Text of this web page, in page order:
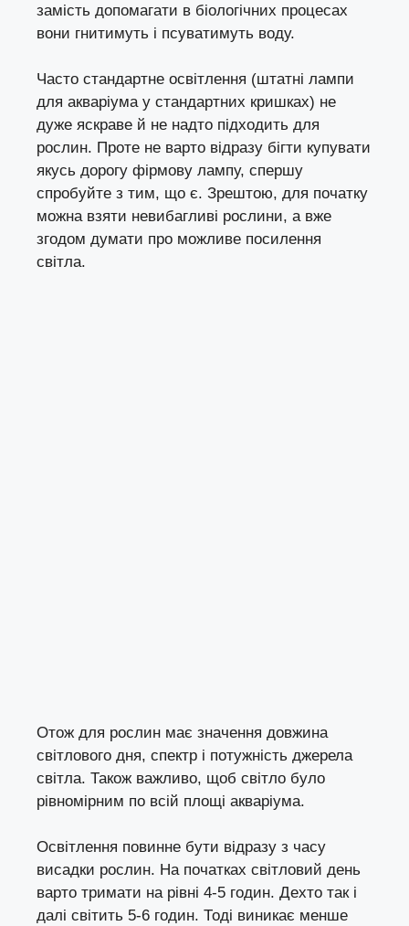
замість допомагати в біологічних процесах
вони гнитимуть і псуватимуть воду.
Часто стандартне освітлення (штатні лампи
для акваріума у стандартних кришках) не
дуже яскраве й не надто підходить для
рослин. Проте не варто відразу бігти купувати
якусь дорогу фірмову лампу, спершу
спробуйте з тим, що є. Зрештою, для початку
можна взяти невибагливі рослини, а вже
згодом думати про можливе посилення
світла.
Отож для рослин має значення довжина
світлового дня, спектр і потужність джерела
світла. Також важливо, щоб світло було
рівномірним по всій площі акваріума.
Освітлення повинне бути відразу з часу
висадки рослин. На початках світловий день
варто тримати на рівні 4-5 годин. Дехто так і
далі світить 5-6 годин. Тоді виникає менше